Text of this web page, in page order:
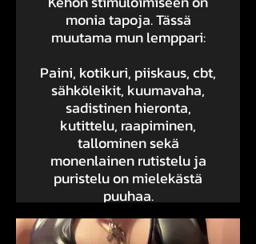
monia tapoja. Tässä
muutama mun lemppari:
Paini, kotikuri, piiskaus, cbt,
sähköleikit, kuumavaha,
sadistinen hieronta,
kutittelu, raapiminen,
tallominen sekä
monenlainen rutistelu ja
puristelu on mielekästä
puuhaa.